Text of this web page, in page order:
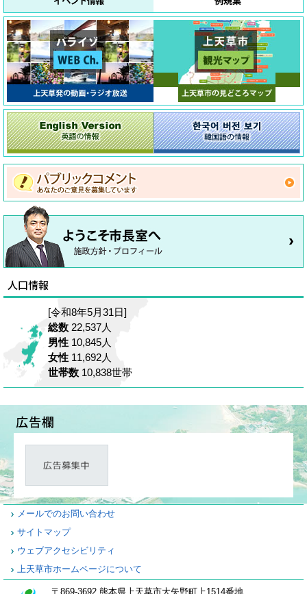
[令和8年5月31日]
総数 22,537人
男性 10,845人
女性 11,692人
世帯数 10,838世帯
メールでのお問い合わせ
サイトマップ
ウェブアクセシビリティ
上天草市ホームページについて